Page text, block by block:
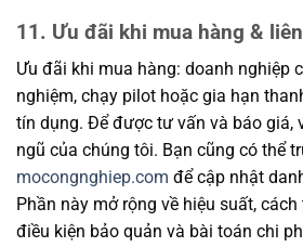
11. Ưu đãi khi mua hàng &
Ưu đãi khi mua hàng: doanh nghiệp
nghiệm, chạy pilot hoặc gia hạn
tín dụng. Để được tư vấn và báo giá,
ngũ của chúng tôi. Bạn cũng có thể
mocongnghiep.com để cập nhật
Phần này mở rộng về hiệu suất,
điều kiện bảo quản và bài toán chi